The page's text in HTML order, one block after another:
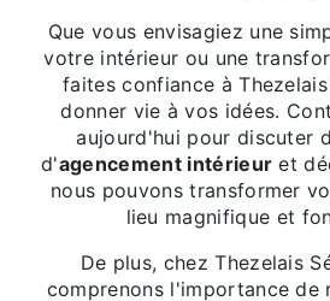
Que vous envisagiez une
votre intérieur ou une
faites confiance à
donner vie à vos idées.
aujourd'hui pour discuter
d'agencement intérieur et
nous pouvons transformer
lieu magnifique et
De plus, chez Thezelais
comprenons l'importance de